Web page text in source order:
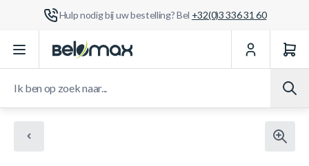
Hulp nodig bij uw bestelling? Bel +32(0)3 336 31 60
Ga naar de inhoud